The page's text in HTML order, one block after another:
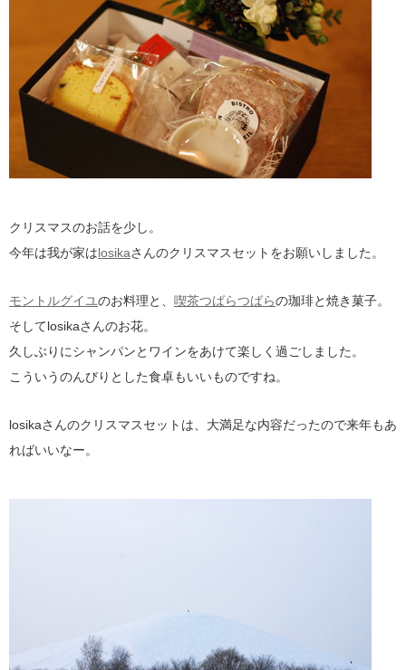
クリスマスのお話を少し。
今年は我が家はlosikaさんのクリスマスセットをお願いしました。
モントルグイユのお料理と、 喫茶つばらつばらの珈琲と焼き菓子。
そしてlosikaさんのお花。
久しぶりにシャンパンとワインをあけて楽しく過ごしました。
こういうのんびりとした食卓もいいものですね。
losikaさんのクリスマスセットは、大満足な内容だったので来年もあ
ればいいなー。